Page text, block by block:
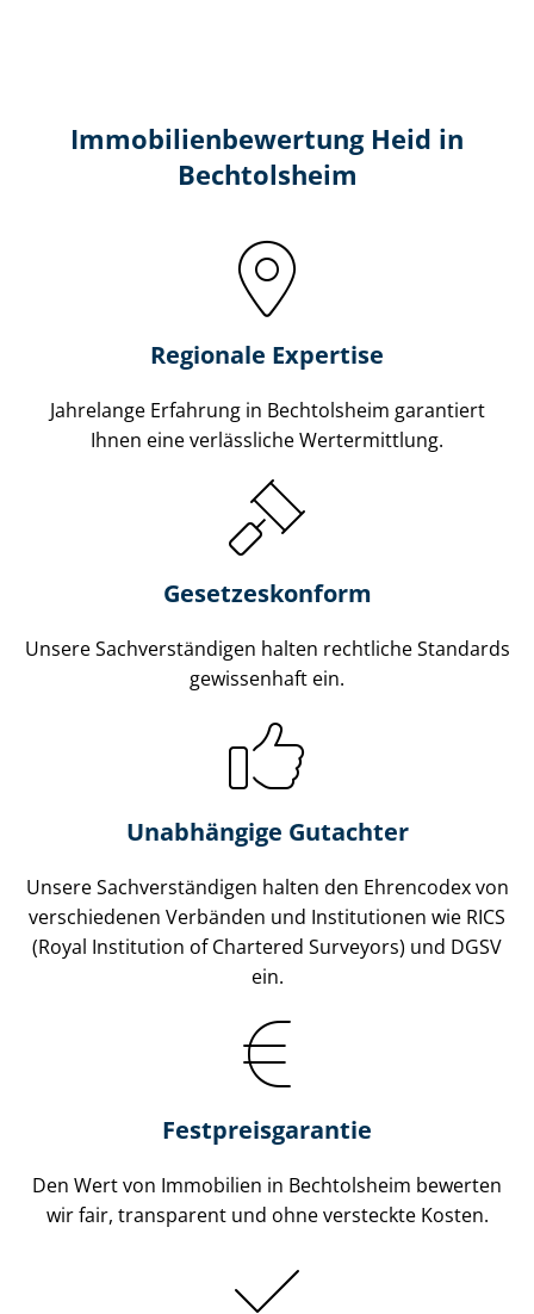
Immobilien­bewertung Heid in
Bechtolsheim
Regionale Expertise
Jahrelange Erfahrung in Bechtolsheim garantiert
Ihnen eine verlässliche Wertermittlung.
Gesetzes­konform
Unsere Sach­ver­stän­di­gen halten rechtliche Standards
gewissenhaft ein.
Unabhängige Gutachter
Unsere Sach­ver­stän­di­gen halten den Ehrencodex von
verschiedenen Verbänden und Institutionen wie RICS
(Royal Institution of Chartered Surveyors) und DGSV
ein.
Festpreis​garantie
Den Wert von Immobilien in Bechtolsheim bewerten
wir fair, transparent und ohne versteckte Kosten.